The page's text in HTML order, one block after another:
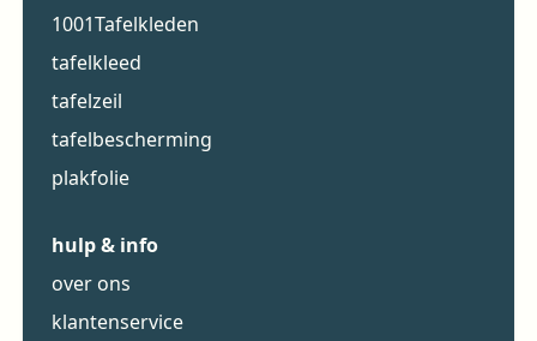
1001Tafelkleden
tafelkleed
tafelzeil
tafelbescherming
plakfolie
hulp & info
over ons
klantenservice